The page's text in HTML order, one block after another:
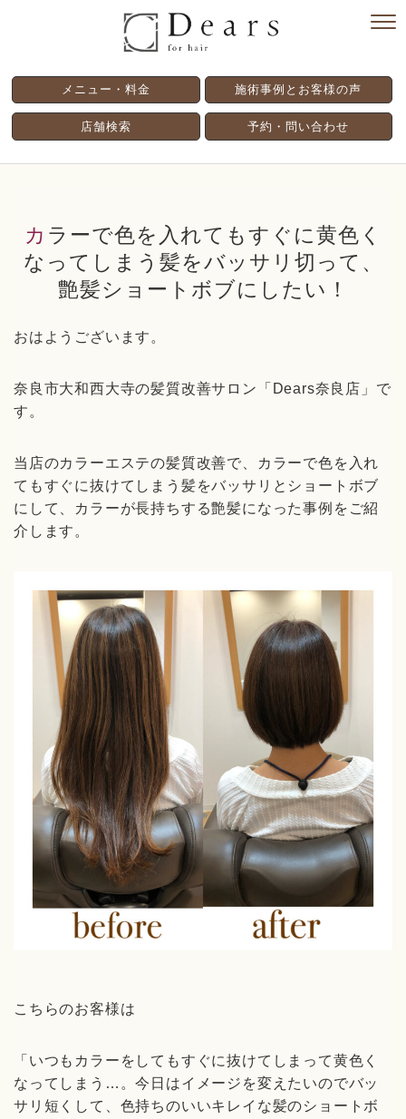
メニュー・料金 施術事例とお客様の声
店舗検索 予約・問い合わせ
カラーで色を入れてもすぐに黄色く
なってしまう髪をバッサリ切って、
艶髪ショートボブにしたい！
おはようございます。
奈良市大和西大寺の髪質改善サロン「 Dears奈良店」で
す。
当店のカラーエステの髪質改善で、カラーで色を入れ
てもすぐに抜けてしまう髪をバッサリとショートボブ
にして、カラーが長持ちする艶髪になった事例をご紹
介します。
こちらのお客様は
「いつもカラーをしてもすぐに抜けてしまって黄色く
なってしまう … 。今日はイメージを変えたいのでバッ
サリ短くして、色持ちのいいキレイな髪のショートボ